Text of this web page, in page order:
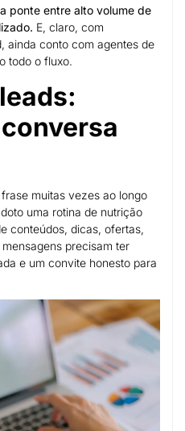
ponte entre alto volume de
E, claro, com
ainda conto com agentes de
todo o fluxo.
muitas vezes ao longo
uma rotina de nutrição
conteúdos, dicas, ofertas,
precisam ter
e um convite honesto para